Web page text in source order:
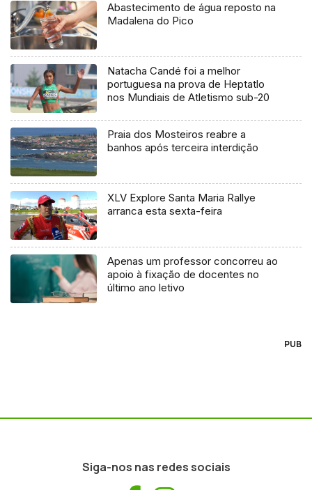
Abastecimento de água reposto na
Madalena do Pico
Natacha Candé foi a melhor
portuguesa na prova de Heptatlo
nos Mundiais de Atletismo sub-20
Praia dos Mosteiros reabre a
banhos após terceira interdição
XLV Explore Santa Maria Rallye
arranca esta sexta-feira
Apenas um professor concorreu ao
apoio à fixação de docentes no
último ano letivo
PUB
Siga-nos nas redes sociais